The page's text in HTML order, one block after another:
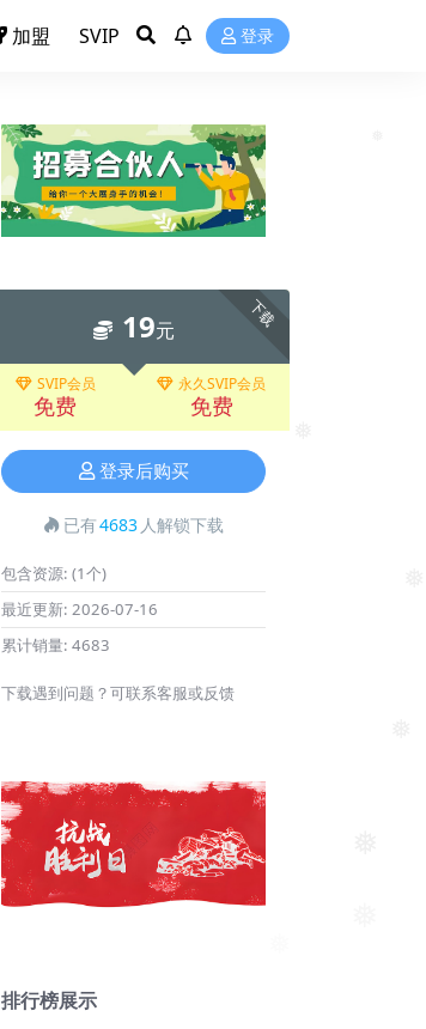
❅
加盟 SVIP 登录
下载
19元
SVIP会员
免费
永久SVIP会员
免费
登录后购买
已有4683 人解锁下载
包含资源: (1个)
最近更新: 2026-07-16
累计销量: 4683
下载遇到问题？可联系客服或反馈
排行榜展示